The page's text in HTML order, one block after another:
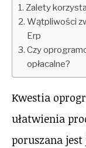
Zalety
Wątpliwości
Erp
Czy
opłacalne?
Kwestia
ułatwienia
poruszana